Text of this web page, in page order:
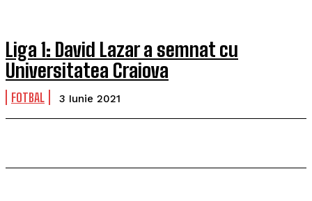
Liga 1: David Lazar a semnat cu
Universitatea Craiova
FOTBAL 3 Iunie 2021